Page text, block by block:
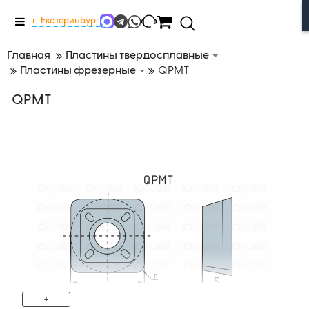
Меню
г. Екатеринбург
Главная
Пластины твердосплавные
Пластины фрезерные
QPMT
QPMT
+